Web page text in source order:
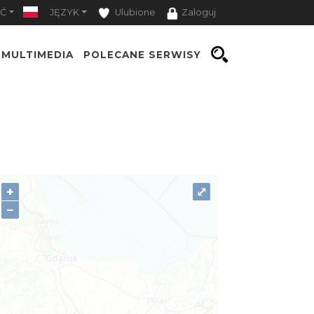
JĘZYK Ulubione Zaloguj
MULTIMEDIA POLECANE SERWISY
+
−
⤢